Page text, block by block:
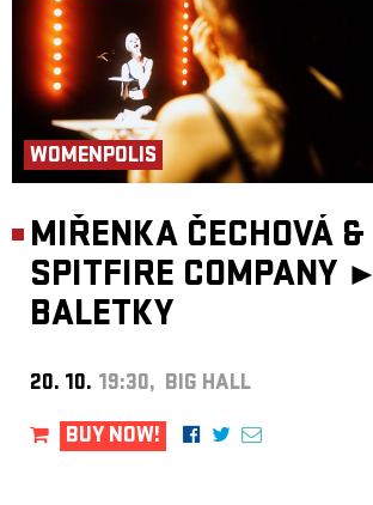
WOMENPOLIS
MIŘENKA ČECHOVÁ &
SPITFIRE COMPANY ►
BALETKY
20. 10. 19:30, BIG HALL
BUY NOW!